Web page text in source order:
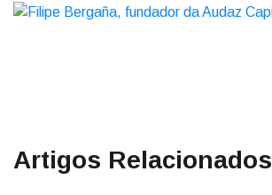
Artigos Relacionados